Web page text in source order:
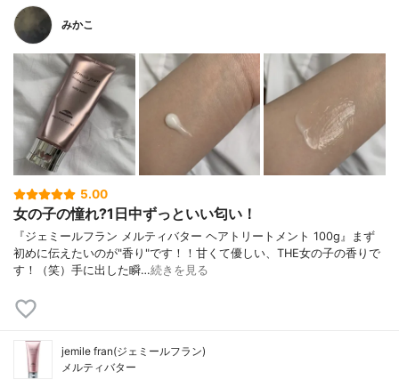
みかこ
5.00
女の子の憧れ?1日中ずっといい匂い！
『ジェミールフラン メルティバター ヘアトリートメント 100g』まず
初めに伝えたいのが"香り"です！！甘くて優しい、THE女の子の香りで
す！（笑）手に出した瞬…続きを見る
jemile fran(ジェミールフラン)
メルティバター